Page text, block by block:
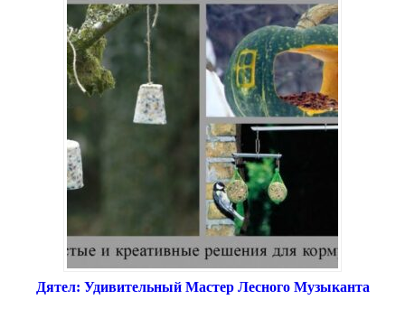
Дятел: Удивительный Мастер Лесного Музыканта